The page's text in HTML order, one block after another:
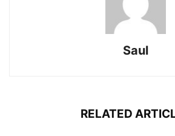
Saul
RELATED